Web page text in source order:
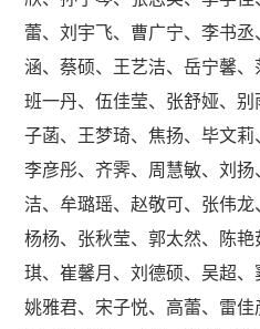
蕾、刘宇飞、曹广宁、李书
涵、蔡硕、王艺洁、岳宁馨、
班一丹、伍佳莹、张舒娅、
子菡、王梦琦、焦扬、毕文莉
李彦彤、齐霁、周慧敏、刘
洁、牟璐瑶、赵敬可、张伟龙
杨杨、张秋莹、郭太然、陈
琪、崔馨月、刘德硕、吴超、
姚雅君、宋子悦、高蕾、雷